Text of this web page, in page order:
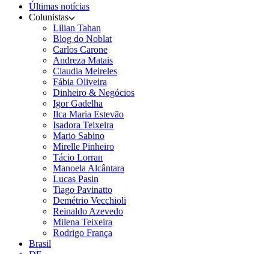
Últimas notícias
Colunistas
Lilian Tahan
Blog do Noblat
Carlos Carone
Andreza Matais
Claudia Meireles
Fábia Oliveira
Dinheiro & Negócios
Igor Gadelha
Ilca Maria Estevão
Isadora Teixeira
Mario Sabino
Mirelle Pinheiro
Tácio Lorran
Manoela Alcântara
Lucas Pasin
Tiago Pavinatto
Demétrio Vecchioli
Reinaldo Azevedo
Milena Teixeira
Rodrigo França
Brasil